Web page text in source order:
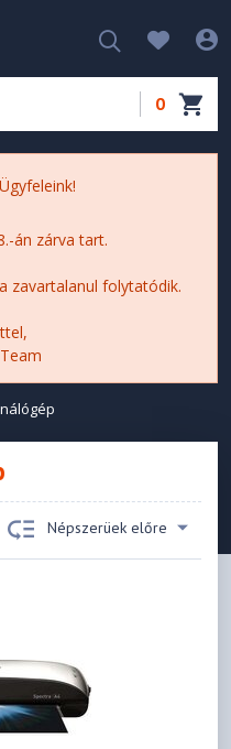
0
án zárva tart.
zavartalanul folytatódik.
Népszerüek előre